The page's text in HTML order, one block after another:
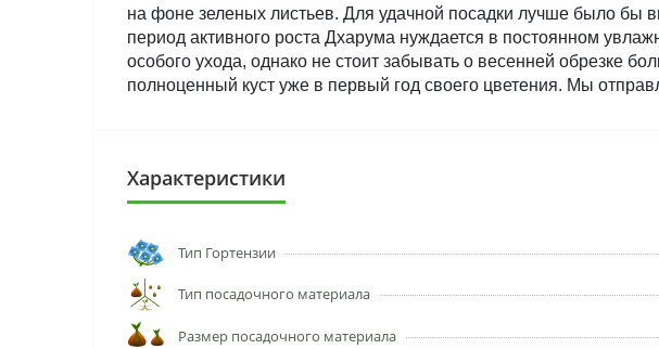
на фоне зеленых листьев. Для удачной посадки лучше было бы
период активного роста Дхарума нуждается в постоянном
особого ухода, однако не стоит забывать о весенней обрезке
полноценный куст уже в первый год своего цветения. Мы
Характеристики
Тип Гортензии
Тип посадочного материала
Размер посадочного материала